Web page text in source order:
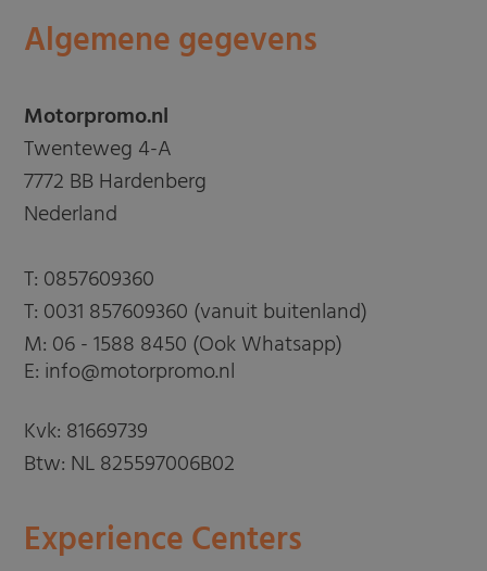
Algemene gegevens
Motorpromo.nl
Twenteweg 4-A
7772 BB Hardenberg
Nederland
T: 0857609360
T: 0031 857609360 (vanuit buitenland)
M: 06 - 1588 8450 (Ook Whatsapp)
E: info@motorpromo.nl
Kvk: 81669739
Btw: NL 825597006B02
Experience Centers